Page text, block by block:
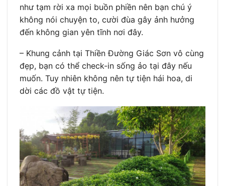
như tạm rời xa mọi buồn phiền nên bạn chú ý
không nói chuyện to, cười đùa gây ảnh hưởng
đến không gian yên tĩnh nơi đây.
– Khung cảnh tại Thiền Đường Giác Sơn vô cùng
đẹp, bạn có thể check-in sống ảo tại đây nếu
muốn. Tuy nhiên không nên tự tiện hái hoa, di
dời các đồ vật tự tiện.